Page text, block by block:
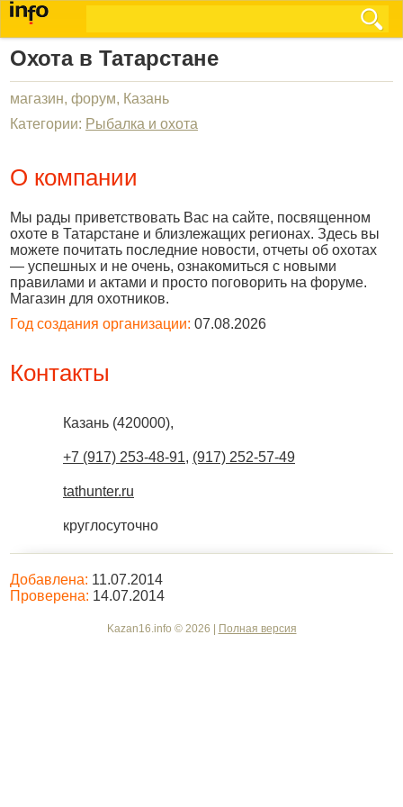
Охота в Татарстане
магазин, форум, Казань
Категории: Рыбалка и охота
О компании
Мы рады приветствовать Вас на сайте, посвященном
охоте в Татарстане и близлежащих регионах. Здесь вы
можете почитать последние новости, отчеты об охотах
— успешных и не очень, ознакомиться с новыми
правилами и актами и просто поговорить на форуме.
Магазин для охотников.
Год создания организации: 07.08.2026
Контакты
Казань (420000),
+7 (917) 253-48-91, (917) 252-57-49
tathunter.ru
круглосуточно
Добавлена: 11.07.2014
Проверена: 14.07.2014
Kazan16.info © 2026 | Полная версия